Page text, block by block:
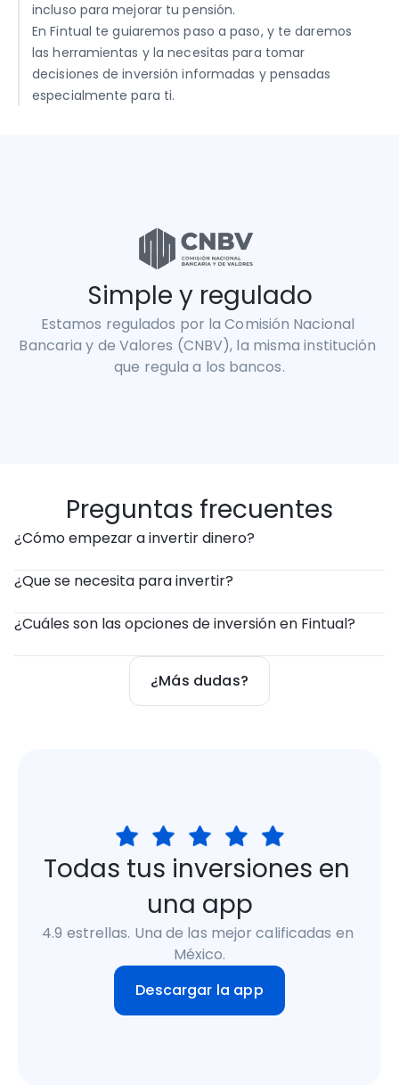
incluso para mejorar tu pensión.
En Fintual te guiaremos paso a paso, y te daremos
las herramientas y la necesitas para tomar
decisiones de inversión informadas y pensadas
especialmente para ti.
Simple y regulado
Estamos regulados por la Comisión Nacional
Bancaria y de Valores (CNBV), la misma institución
que regula a los bancos.
Preguntas frecuentes
¿Cómo empezar a invertir dinero?
¿Que se necesita para invertir?
¿Cuáles son las opciones de inversión en Fintual?
¿Más dudas?
Todas tus inversiones en
una app
4.9 estrellas. Una de las mejor calificadas en
México.
Descargar la app